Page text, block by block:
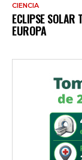
CIENCIA
ECLIPSE SOLAR
EUROPA